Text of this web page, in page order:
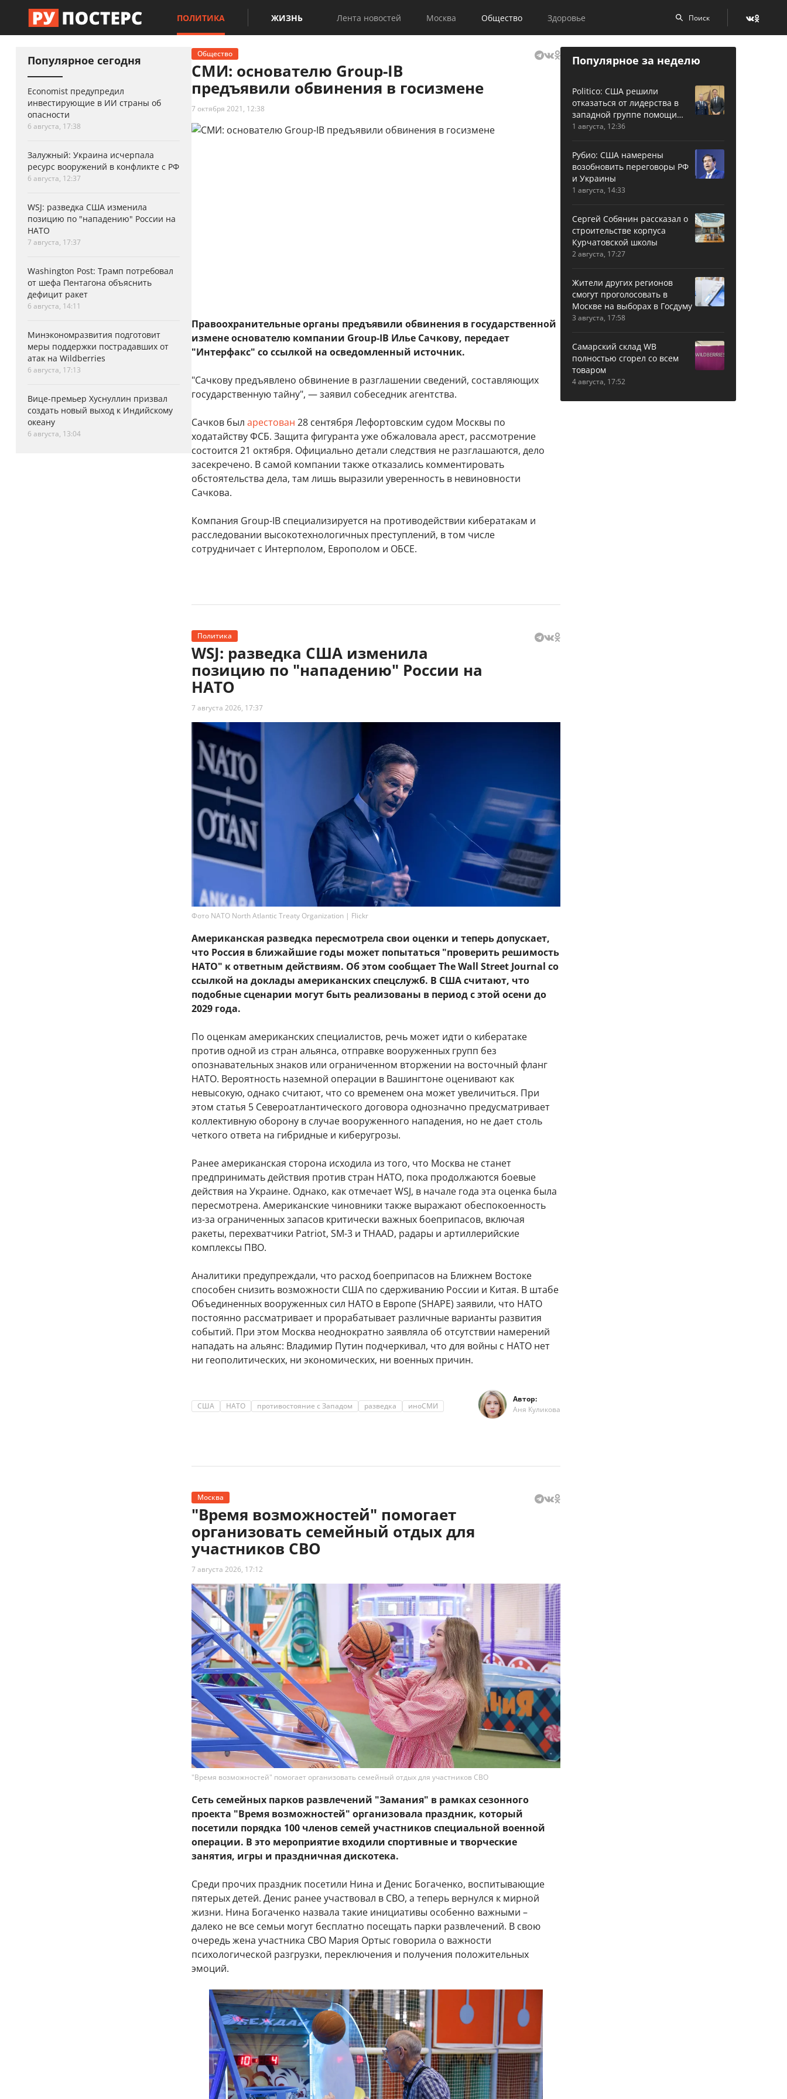
ПОЛИТИКА ЖИЗНЬ Лента новостей Москва Общество Здоровье
Популярное сегодня
Economist предупредил
инвестирующие в ИИ страны об
опасности
6 августа, 17:38
Залужный: Украина исчерпала
ресурс вооружений в конфликте с РФ
6 августа, 12:37
WSJ: разведка США изменила
позицию по "нападению" России на
НАТО
7 августа, 17:37
Washington Post: Трамп потребовал
от шефа Пентагона объяснить
дефицит ракет
6 августа, 14:11
Минэкономразвития подготовит
меры поддержки пострадавших от
атак на Wildberries
6 августа, 17:13
Вице-премьер Хуснуллин призвал
создать новый выход к Индийскому
океану
6 августа, 13:04
Общество
СМИ: основателю Group-IB
предъявили обвинения в госизмене
7 октября 2021, 12:38
Правоохранительные органы предъявили обвинения в государственной
измене основателю компании Group-IB Илье Сачкову, передает
"Интерфакс" со ссылкой на осведомленный источник.
"Сачкову предъявлено обвинение в разглашении сведений, составляющих
государственную тайну", — заявил собеседник агентства.
Сачков был арестован 28 сентября Лефортовским судом Москвы по
ходатайству ФСБ. Защита фигуранта уже обжаловала арест, рассмотрение
состоится 21 октября. Официально детали следствия не разглашаются, дело
засекречено. В самой компании также отказались комментировать
обстоятельства дела, там лишь выразили уверенность в невиновности
Сачкова.
Компания Group-IB специализируется на противодействии кибератакам и
расследовании высокотехнологичных преступлений, в том числе
сотрудничает с Интерполом, Европолом и ОБСЕ.
Политика
WSJ: разведка США изменила
позицию по "нападению" России на
НАТО
7 августа 2026, 17:37
Фото NATO North Atlantic Treaty Organization | Flickr
Американская разведка пересмотрела свои оценки и теперь допускает,
что Россия в ближайшие годы может попытаться "проверить решимость
НАТО" к ответным действиям. Об этом сообщает The Wall Street Journal со
ссылкой на доклады американских спецслужб. В США считают, что
подобные сценарии могут быть реализованы в период с этой осени до
2029 года.
По оценкам американских специалистов, речь может идти о кибератаке
против одной из стран альянса, отправке вооруженных групп без
опознавательных знаков или ограниченном вторжении на восточный фланг
НАТО. Вероятность наземной операции в Вашингтоне оценивают как
невысокую, однако считают, что со временем она может увеличиться. При
этом статья 5 Североатлантического договора однозначно предусматривает
коллективную оборону в случае вооруженного нападения, но не дает столь
четкого ответа на гибридные и киберугрозы.
Ранее американская сторона исходила из того, что Москва не станет
предпринимать действия против стран НАТО, пока продолжаются боевые
действия на Украине. Однако, как отмечает WSJ, в начале года эта оценка была
пересмотрена. Американские чиновники также выражают обеспокоенность
из-за ограниченных запасов критически важных боеприпасов, включая
ракеты, перехватчики Patriot, SM-3 и THAAD, радары и артиллерийские
комплексы ПВО.
Аналитики предупреждали, что расход боеприпасов на Ближнем Востоке
способен снизить возможности США по сдерживанию России и Китая. В штабе
Объединенных вооруженных сил НАТО в Европе (SHAPE) заявили, что НАТО
постоянно рассматривает и прорабатывает различные варианты развития
событий. При этом Москва неоднократно заявляла об отсутствии намерений
нападать на альянс: Владимир Путин подчеркивал, что для войны с НАТО нет
ни геополитических, ни экономических, ни военных причин.
США НАТО противостояние с Западом разведка иноСМИ
Автор:
Аня Куликова
Москва
"Время возможностей" помогает
организовать семейный отдых для
участников СВО
7 августа 2026, 17:12
"Время возможностей" помогает организовать семейный отдых для участников СВО
Сеть семейных парков развлечений "Замания" в рамках сезонного
проекта "Время возможностей" организовала праздник, который
посетили порядка 100 членов семей участников специальной военной
операции. В это мероприятие входили спортивные и творческие
занятия, игры и праздничная дискотека.
Среди прочих праздник посетили Нина и Денис Богаченко, воспитывающие
пятерых детей. Денис ранее участвовал в СВО, а теперь вернулся к мирной
жизни. Нина Богаченко назвала такие инициативы особенно важными –
далеко не все семьи могут бесплатно посещать парки развлечений. В свою
очередь жена участника СВО Мария Ортыс говорила о важности
психологической разгрузки, переключения и получения положительных
эмоций.
Популярное за неделю
Politico: США решили
отказаться от лидерства в
западной группе помощи
Украине
1 августа, 12:36
Рубио: США намерены
возобновить переговоры РФ
и Украины
1 августа, 14:33
Сергей Собянин рассказал о
строительстве корпуса
Курчатовской школы
2 августа, 17:27
Жители других регионов
смогут проголосовать в
Москве на выборах в Госдуму
3 августа, 17:58
Самарский склад WB
полностью сгорел со всем
товаром
4 августа, 17:52